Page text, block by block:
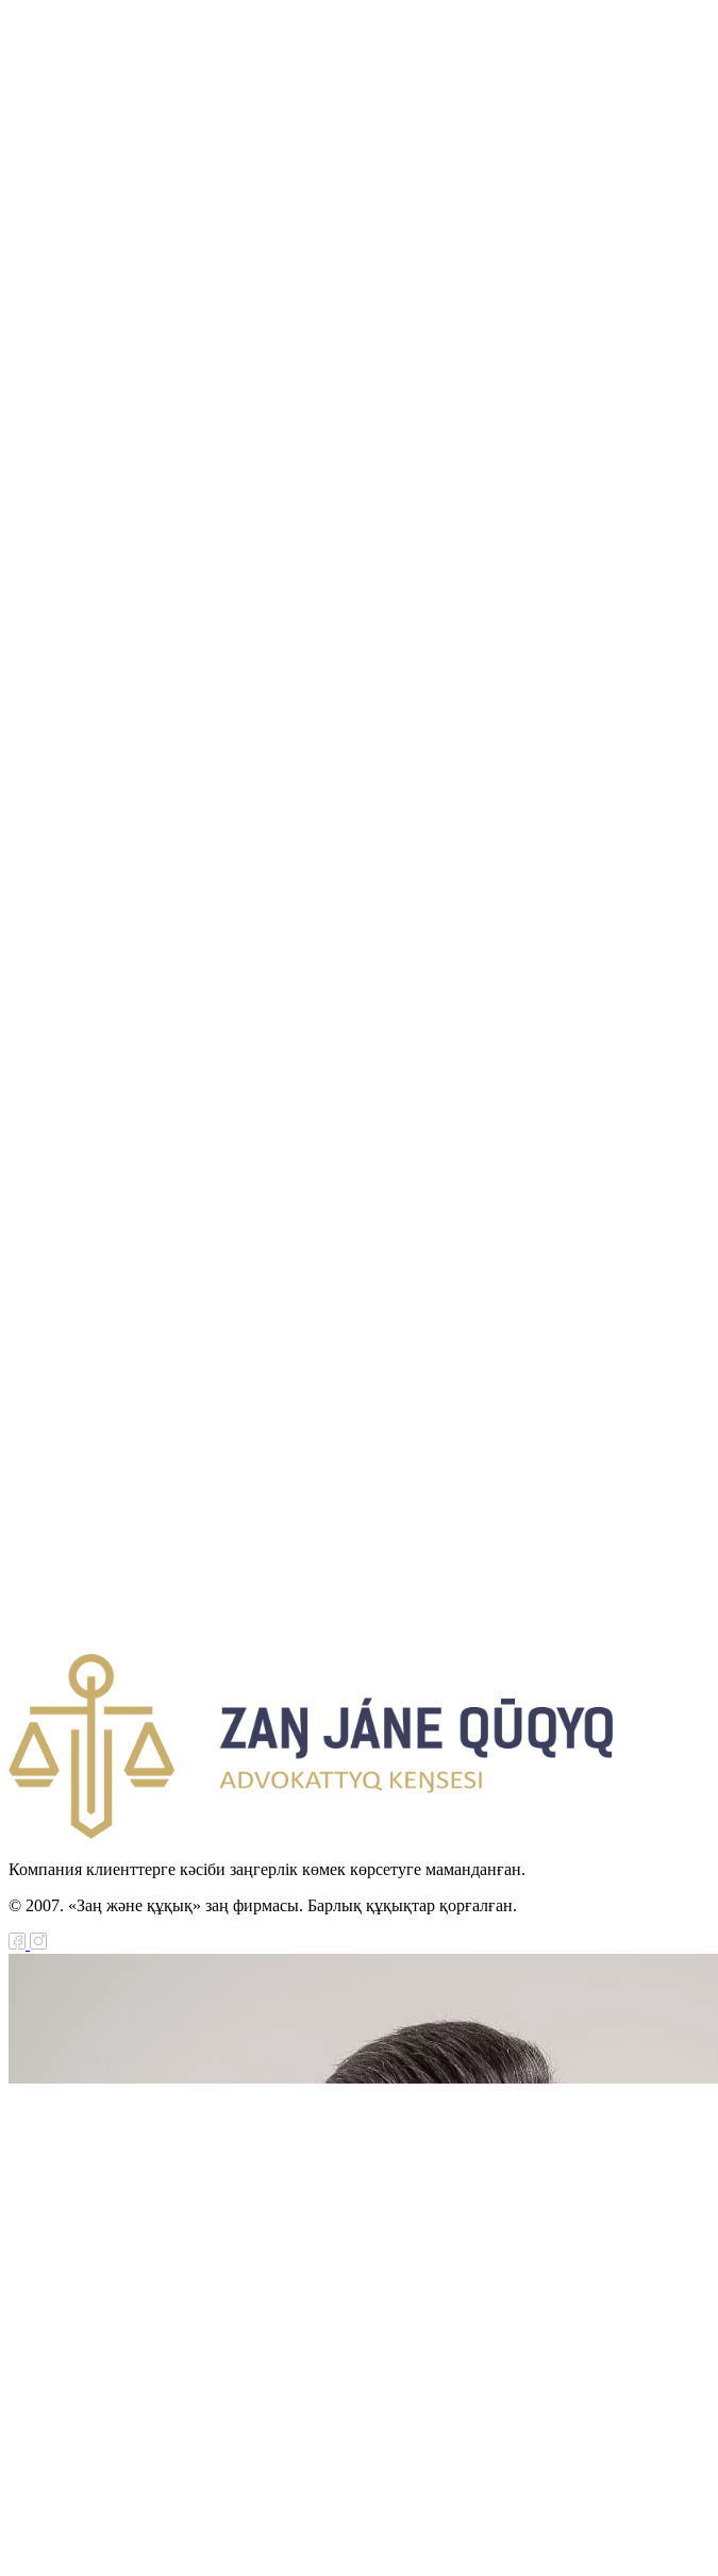
Компания клиенттерге кәсіби заңгерлік көмек көрсетуге маманданған.
© 2007. «Заң және құқық» заң фирмасы. Барлық құқықтар қорғалған.